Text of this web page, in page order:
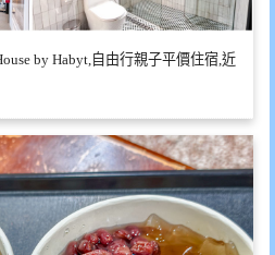
by Habyt,自由行親子平價住宿,近